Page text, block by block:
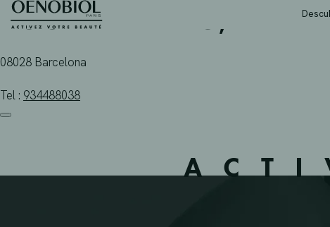
SkipROCA DE HARO,
08028 Barcelona
Tel : 934488038